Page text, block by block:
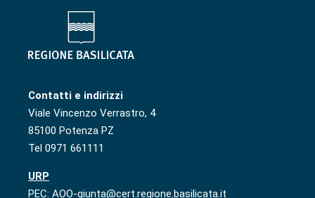
Contatti e indirizzi
Viale Vincenzo Verrastro, 4
85100 Potenza PZ
Tel 0971 661111
URP
PEC: AOO-giunta@cert.regione.basilicata.it